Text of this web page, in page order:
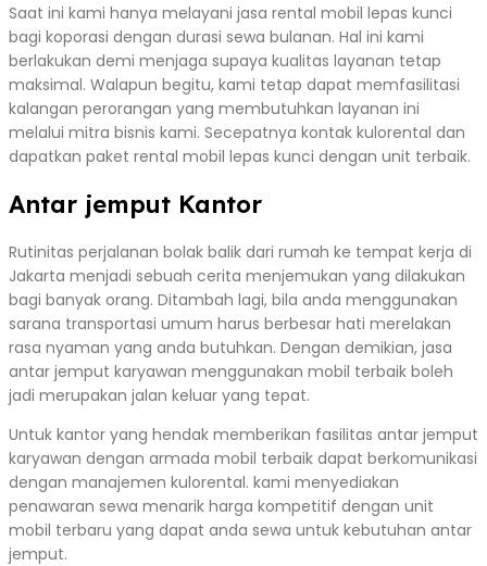
Saat ini kami hanya melayani jasa rental mobil lepas kunci
bagi koporasi dengan durasi sewa bulanan. Hal ini kami
berlakukan demi menjaga supaya kualitas layanan tetap
maksimal. Walapun begitu, kami tetap dapat memfasilitasi
kalangan perorangan yang membutuhkan layanan ini
melalui mitra bisnis kami. Secepatnya kontak kulorental dan
dapatkan paket rental mobil lepas kunci dengan unit terbaik.
Antar jemput Kantor
Rutinitas perjalanan bolak balik dari rumah ke tempat kerja di
Jakarta menjadi sebuah cerita menjemukan yang dilakukan
bagi banyak orang. Ditambah lagi, bila anda menggunakan
sarana transportasi umum harus berbesar hati merelakan
rasa nyaman yang anda butuhkan. Dengan demikian, jasa
antar jemput karyawan menggunakan mobil terbaik boleh
jadi merupakan jalan keluar yang tepat.
Untuk kantor yang hendak memberikan fasilitas antar jemput
karyawan dengan armada mobil terbaik dapat berkomunikasi
dengan manajemen kulorental. kami menyediakan
penawaran sewa menarik harga kompetitif dengan unit
mobil terbaru yang dapat anda sewa untuk kebutuhan antar
jemput.